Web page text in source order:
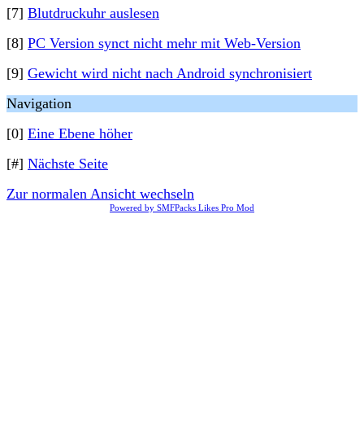
[7] Blutdruckuhr auslesen
[8] PC Version synct nicht mehr mit Web-Version
[9] Gewicht wird nicht nach Android synchronisiert
Navigation
[0] Eine Ebene höher
[#] Nächste Seite
Zur normalen Ansicht wechseln
Powered by SMFPacks Likes Pro Mod